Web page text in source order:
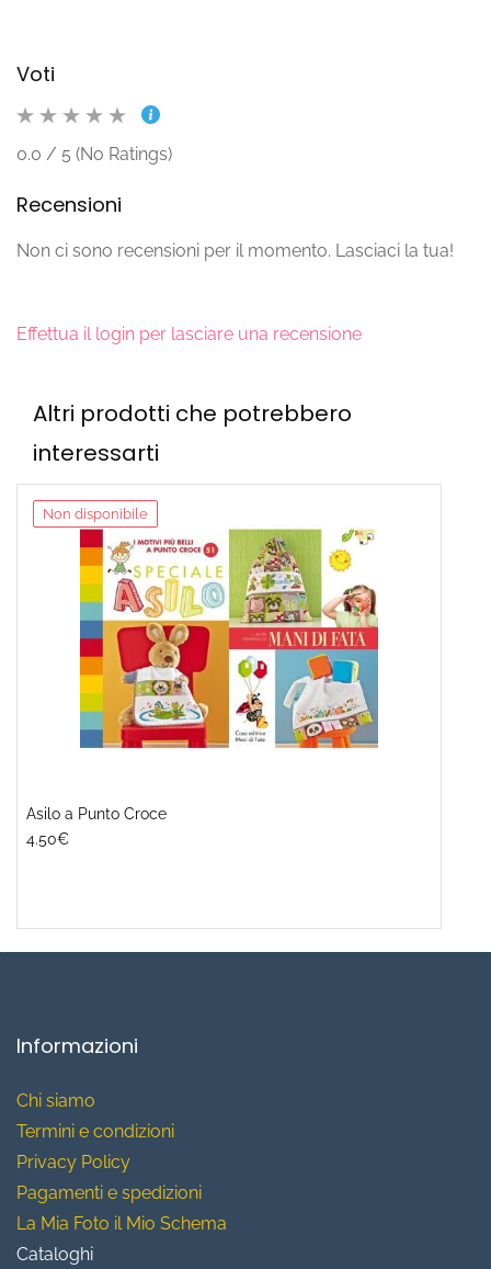
Voti
0.0 / 5 (No Ratings)
Recensioni
Non ci sono recensioni per il momento. Lasciaci la tua!
Effettua il login per lasciare una recensione
Altri prodotti che potrebbero
interessarti
Non disponibile
Asilo a Punto Croce
4.50€
Informazioni
Chi siamo
Termini e condizioni
Privacy Policy
Pagamenti e spedizioni
La Mia Foto il Mio Schema
Cataloghi